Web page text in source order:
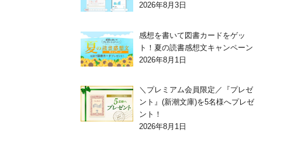
2026年8月3日
感想を書いて図書カードをゲッ
ト！夏の読書感想文キャンペーン
2026年8月1日
＼プレミアム会員限定／『プレゼ
ント』(新潮文庫)を5名様へプレゼ
ント！
2026年8月1日